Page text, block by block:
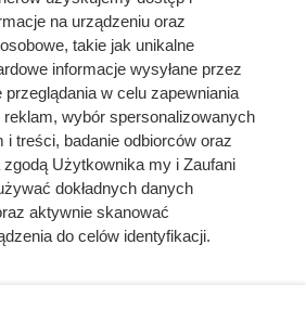
o tym z
Każda kobieta
to chociaż raz w
na urządzeniu oraz
takie jak unikalne
informacje wysyłane przez
w celu zapewniania
wybór spersonalizowanych
i treści, badanie odbiorców oraz
zgodą Użytkownika my i Zaufani
dokładnych danych
aktywnie skanować
do celów identyfikacji.